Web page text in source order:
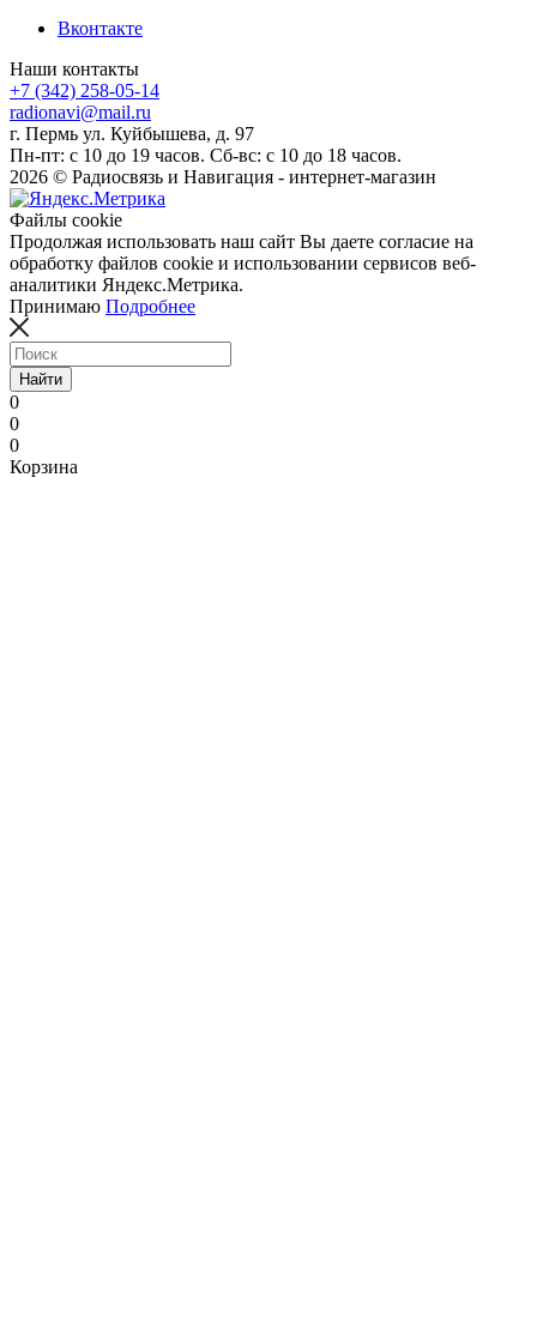
Вконтакте
Наши контакты
+7 (342) 258-05-14
radionavi@mail.ru
г. Пермь ул. Куйбышева, д. 97
Пн-пт: с 10 до 19 часов. Сб-вс: с 10 до 18 часов.
2026 © Радиосвязь и Навигация - интернет-магазин
Файлы cookie
Продолжая использовать наш сайт Вы даете согласие на
обработку файлов cookie и использовании сервисов веб-
аналитики Яндекс.Метрика.
Принимаю Подробнее
Найти
0
0
0
Корзина